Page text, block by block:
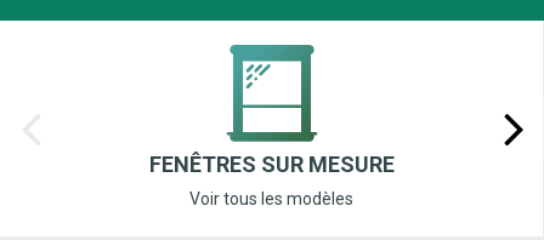
FENÊTRES SUR MESURE
Voir tous les modèles